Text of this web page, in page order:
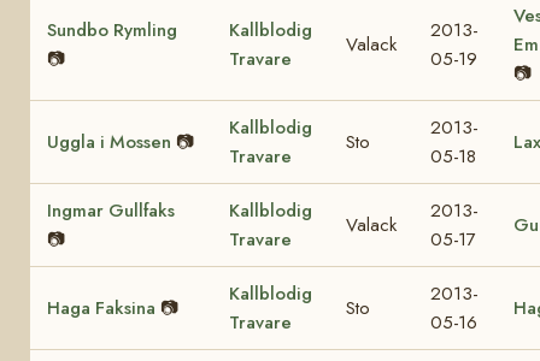
Sundbo Rymling
📷
Kallblodig
Travare
Valack
2013-
05-19
📷
Uggla i Mossen 📷
Kallblodig
Travare
Sto
2013-
05-18
Ingmar Gullfaks
📷
Kallblodig
Travare
Valack
2013-
05-17
Haga Faksina 📷
Kallblodig
Travare
Sto
2013-
05-16